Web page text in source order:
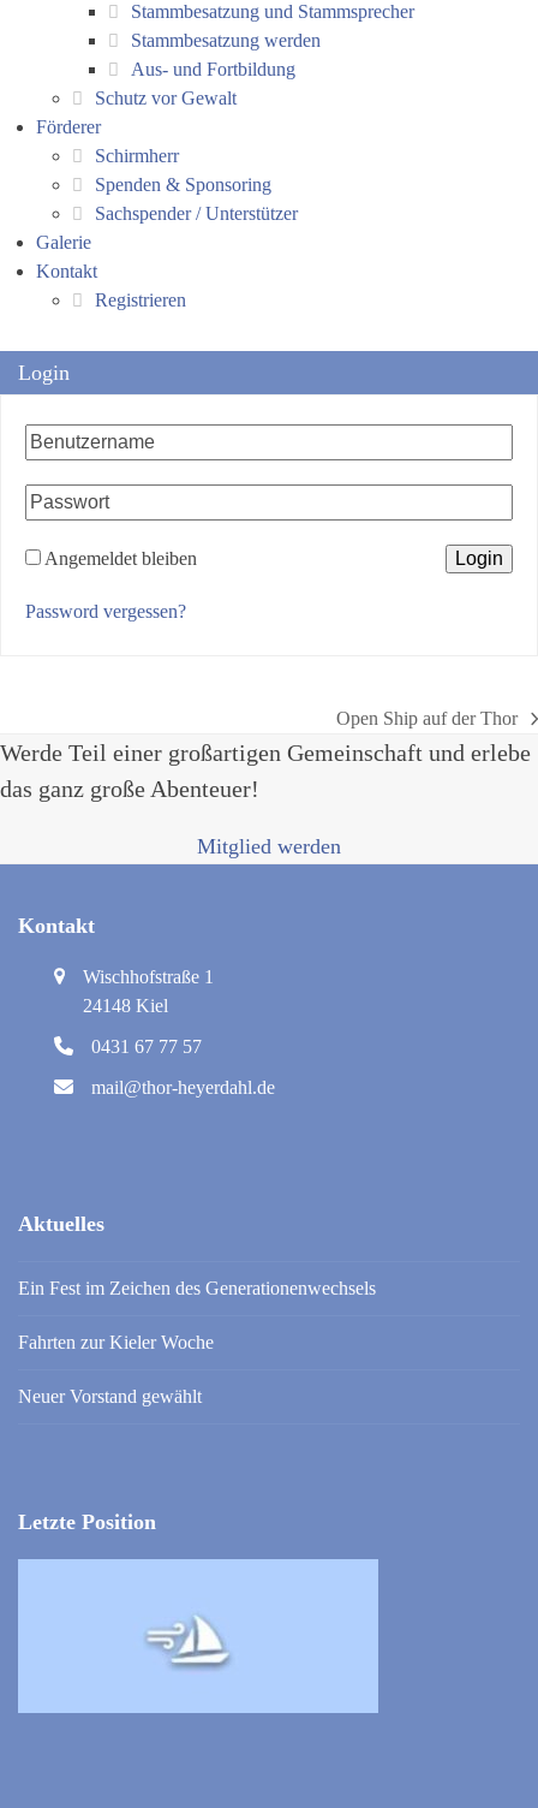
Stammbesatzung und Stammsprecher
Stammbesatzung werden
Aus- und Fortbildung
Schutz vor Gewalt
Förderer
Schirmherr
Spenden & Sponsoring
Sachspender / Unterstützer
Galerie
Kontakt
Registrieren
Login
Angemeldet bleiben
Password vergessen?
Nächster
Beitrag:
Open Ship auf der Thor
Werde Teil einer großartigen Gemeinschaft und erlebe
das ganz große Abenteuer!
Mitglied werden
Kontakt
Wischhofstraße 1
24148 Kiel
0431 67 77 57
mail@thor-heyerdahl.de
Aktuelles
Ein Fest im Zeichen des Generationenwechsels
Fahrten zur Kieler Woche
Neuer Vorstand gewählt
Letzte Position